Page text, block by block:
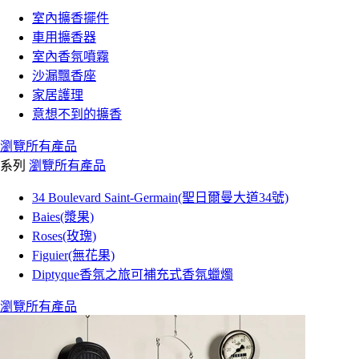
室內擴香擺件
車用擴香器
室內香氛噴霧
沙漏飄香座
家居護理
意想不到的擴香
瀏覽所有產品
系列 瀏覽所有產品
34 Boulevard Saint-Germain(聖日爾曼大道34號)
Baies(漿果)
Roses(玫瑰)
Figuier(無花果)
Diptyque香氛之旅可補充式香氛蠟燭
瀏覽所有產品